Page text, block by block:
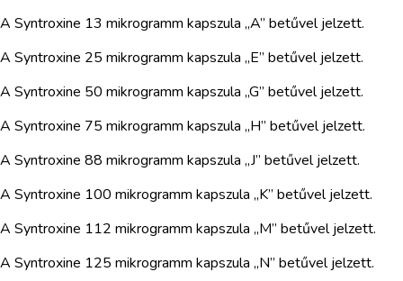
A Syntroxine 13 mikrogramm kapszula „A” betűvel jelzett.
A Syntroxine 25 mikrogramm kapszula „E” betűvel jelzett.
A Syntroxine 50 mikrogramm kapszula „G” betűvel jelzett.
A Syntroxine 75 mikrogramm kapszula „H” betűvel jelzett.
A Syntroxine 88 mikrogramm kapszula „J” betűvel jelzett.
A Syntroxine 100 mikrogramm kapszula „K” betűvel jelzett.
A Syntroxine 112 mikrogramm kapszula „M” betűvel jelzett.
A Syntroxine 125 mikrogramm kapszula „N” betűvel jelzett.